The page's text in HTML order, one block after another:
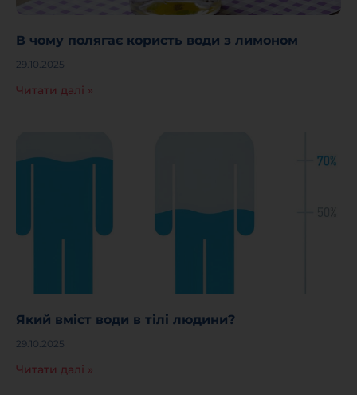
В чому полягає користь води з лимоном
29.10.2025
Читати далі »
Який вміст води в тілі людини?
29.10.2025
Читати далі »